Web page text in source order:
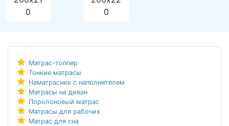
0
0
Матрас-топпер
Тонкие матрасы
Наматрасник с наполнителем
Матрасы на диван
Поролоновый матрас
Матрасы для рабочих
Матрас для сна